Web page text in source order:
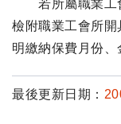
若所屬職業工會
檢附職業工會所
明繳納保費月份、
最後更新日期：